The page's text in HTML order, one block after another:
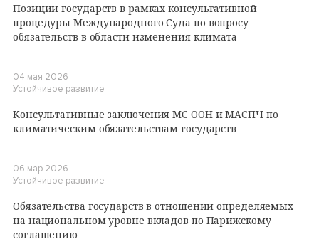
Позиции государств в рамках консультативной
процедуры Международного Суда по вопросу
обязательств в области изменения климата
04 мая 2026
Устойчивое развитие
Консультативные заключения МС ООН и МАСПЧ по
климатическим обязательствам государств
06 мар 2026
Устойчивое развитие
Обязательства государств в отношении определяемых
на национальном уровне вкладов по Парижскому
соглашению